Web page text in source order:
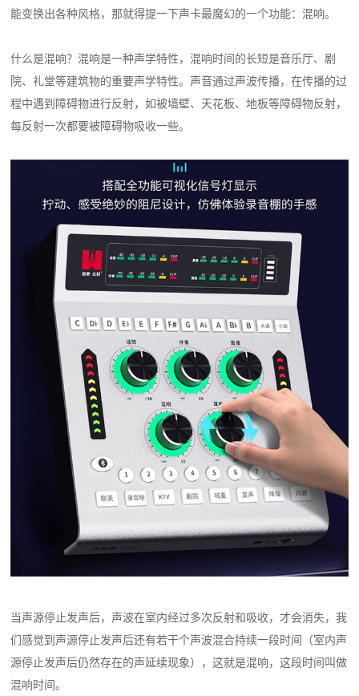
能变换出各种风格，那就得提一下声卡最魔幻的一个功能：混响。
什么是混响？混响是一种声学特性，混响时间的长短是音乐厅、剧
院、礼堂等建筑物的重要声学特性。声音通过声波传播，在传播的过
程中遇到障碍物进行反射，如被墙壁、天花板、地板等障碍物反射，
每反射一次都要被障碍物吸收一些。
当声源停止发声后，声波在室内经过多次反射和吸收，才会消失，我
们感觉到声源停止发声后还有若干个声波混合持续一段时间（室内声
源停止发声后仍然存在的声延续现象），这就是混响，这段时间叫做
混响时间。